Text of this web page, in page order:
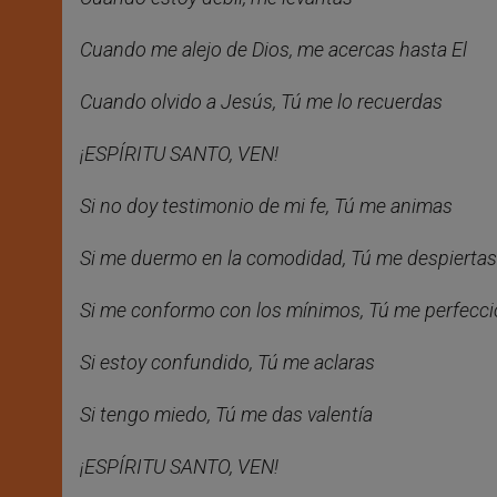
Cuando me alejo de Dios, me acercas hasta El
Cuando olvido a Jesús, Tú me lo recuerdas
¡ESPÍRITU SANTO, VEN!
Si no doy testimonio de mi fe, Tú me animas
Si me duermo en la comodidad, Tú me despiertas
Si me conformo con los mínimos, Tú me
Si estoy confundido, Tú me aclaras
Si tengo miedo, Tú me das valentía
¡ESPÍRITU SANTO, VEN!